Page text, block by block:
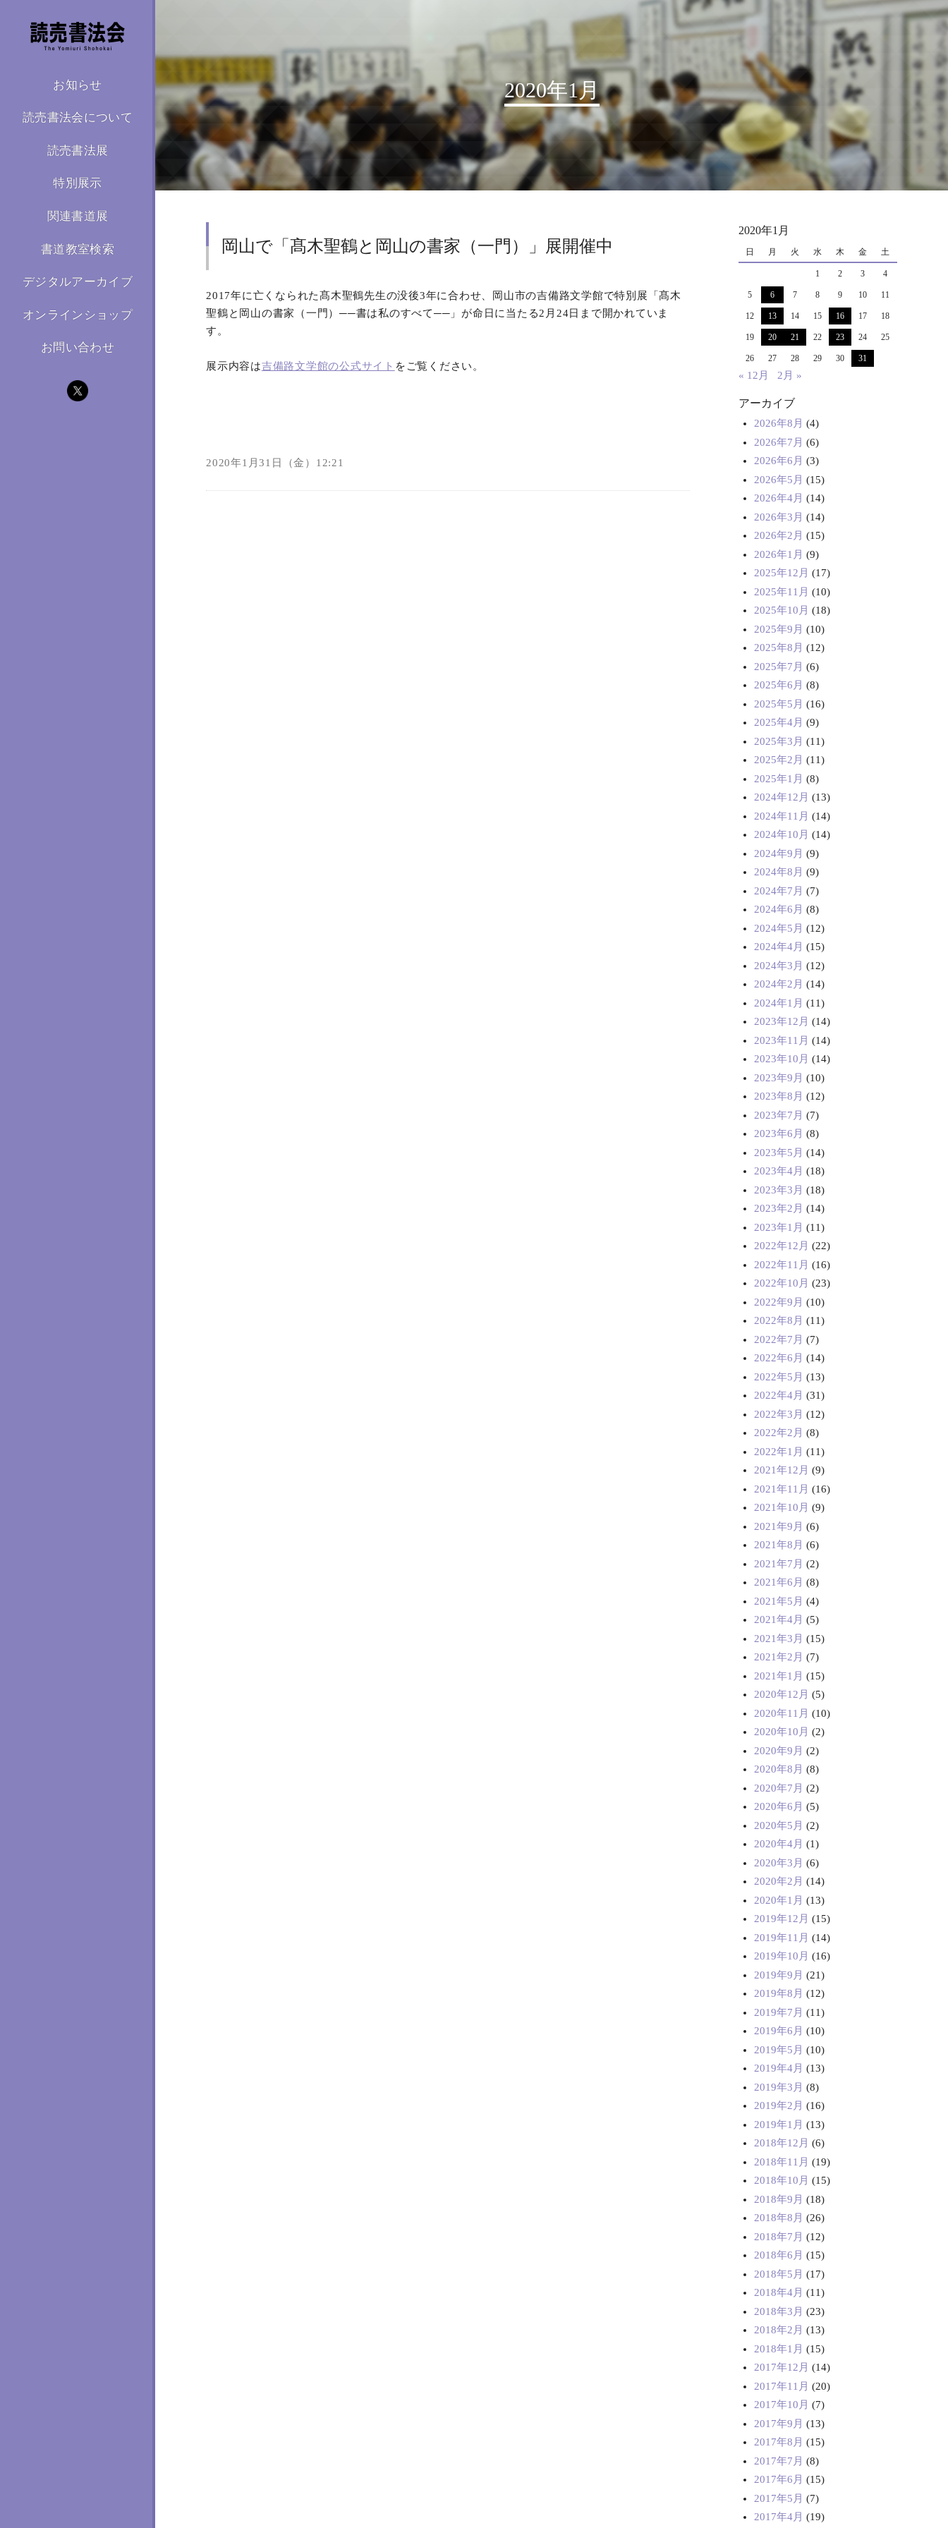
お知らせ
読売書法会について
読売書法展
特別展示
関連書道展
書道教室検索
デジタルアーカイブ
オンラインショップ
お問い合わせ
2020年1月
岡山で「髙木聖鶴と岡山の書家（一門）」展開催中
2017年に亡くなられた髙木聖鶴先生の没後3年に合わせ、岡山市の吉備路文学館で特別展「髙木
聖鶴と岡山の書家（一門）──書は私のすべて──」が命日に当たる2月24日まで開かれていま
す。
展示内容は吉備路文学館の公式サイト をご覧ください。
2020年1月31日（金）12:21
2020年1月
日 月 火 水 木 金 土
1 2 3 4
5 6 7 8 9 10 11
12 13 14 15 16 17 18
19 20 21 22 23 24 25
26 27 28 29 30 31
« 12月 2月 »
アーカイブ
2026年8月 (4)
2026年7月 (6)
2026年6月 (3)
2026年5月 (15)
2026年4月 (14)
2026年3月 (14)
2026年2月 (15)
2026年1月 (9)
2025年12月 (17)
2025年11月 (10)
2025年10月 (18)
2025年9月 (10)
2025年8月 (12)
2025年7月 (6)
2025年6月 (8)
2025年5月 (16)
2025年4月 (9)
2025年3月 (11)
2025年2月 (11)
2025年1月 (8)
2024年12月 (13)
2024年11月 (14)
2024年10月 (14)
2024年9月 (9)
2024年8月 (9)
2024年7月 (7)
2024年6月 (8)
2024年5月 (12)
2024年4月 (15)
2024年3月 (12)
2024年2月 (14)
2024年1月 (11)
2023年12月 (14)
2023年11月 (14)
2023年10月 (14)
2023年9月 (10)
2023年8月 (12)
2023年7月 (7)
2023年6月 (8)
2023年5月 (14)
2023年4月 (18)
2023年3月 (18)
2023年2月 (14)
2023年1月 (11)
2022年12月 (22)
2022年11月 (16)
2022年10月 (23)
2022年9月 (10)
2022年8月 (11)
2022年7月 (7)
2022年6月 (14)
2022年5月 (13)
2022年4月 (31)
2022年3月 (12)
2022年2月 (8)
2022年1月 (11)
2021年12月 (9)
2021年11月 (16)
2021年10月 (9)
2021年9月 (6)
2021年8月 (6)
2021年7月 (2)
2021年6月 (8)
2021年5月 (4)
2021年4月 (5)
2021年3月 (15)
2021年2月 (7)
2021年1月 (15)
2020年12月 (5)
2020年11月 (10)
2020年10月 (2)
2020年9月 (2)
2020年8月 (8)
2020年7月 (2)
2020年6月 (5)
2020年5月 (2)
2020年4月 (1)
2020年3月 (6)
2020年2月 (14)
2020年1月 (13)
2019年12月 (15)
2019年11月 (14)
2019年10月 (16)
2019年9月 (21)
2019年8月 (12)
2019年7月 (11)
2019年6月 (10)
2019年5月 (10)
2019年4月 (13)
2019年3月 (8)
2019年2月 (16)
2019年1月 (13)
2018年12月 (6)
2018年11月 (19)
2018年10月 (15)
2018年9月 (18)
2018年8月 (26)
2018年7月 (12)
2018年6月 (15)
2018年5月 (17)
2018年4月 (11)
2018年3月 (23)
2018年2月 (13)
2018年1月 (15)
2017年12月 (14)
2017年11月 (20)
2017年10月 (7)
2017年9月 (13)
2017年8月 (15)
2017年7月 (8)
2017年6月 (15)
2017年5月 (7)
2017年4月 (19)
お知らせ
読売書法会について
読売書法展
関連書道展
デジタルアーカイブ